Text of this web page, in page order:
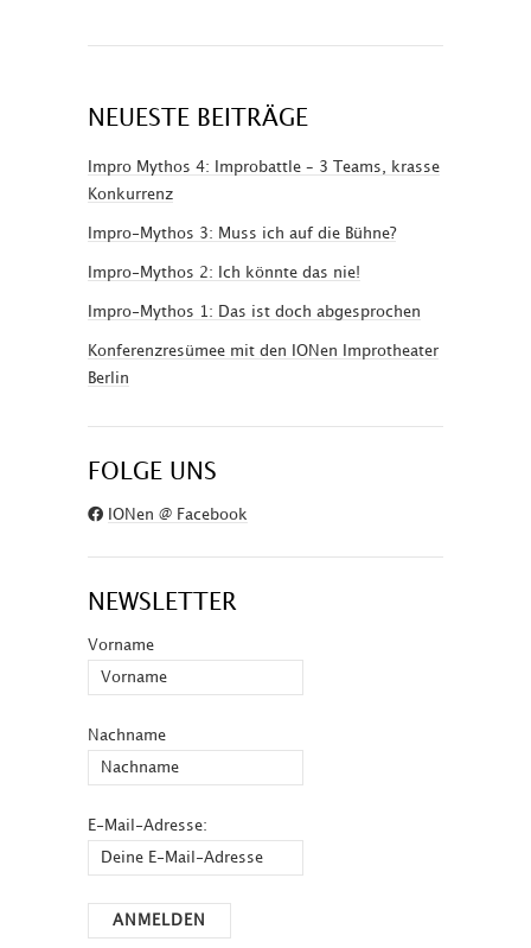
NEUESTE BEITRÄGE
Impro Mythos 4: Improbattle – 3 Teams, krasse
Konkurrenz
Impro-Mythos 3: Muss ich auf die Bühne?
Impro-Mythos 2: Ich könnte das nie!
Impro-Mythos 1: Das ist doch abgesprochen
Konferenzresümee mit den IONen Improtheater
Berlin
FOLGE UNS
IONen @ Facebook
NEWSLETTER
Vorname
Nachname
E-Mail-Adresse: